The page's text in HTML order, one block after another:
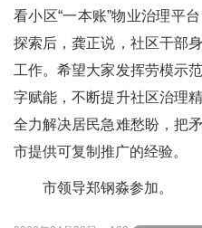
看小区“一本账”物业治理平
探索后，龚正说，社区干部
工作。希望大家发挥劳模示
字赋能，不断提升社区治理
全力解决居民急难愁盼，把
市提供可复制推广的经验。
市领导郑钢淼参加。